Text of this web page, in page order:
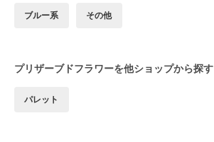
ブルー系 その他
プリザーブドフラワーを他ショップから探す
パレット